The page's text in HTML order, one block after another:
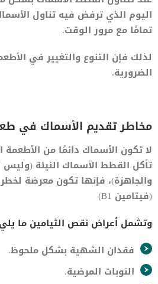
اليوم الذي ترفض فيه تناول
تمامًا مع مرور الوقت.
لذلك فإن التنوع والتغيير في
الضرورية.
مخاطر تقديم الأسماك في
لا تكون الأسماك دائمًا من الأطعمة
تأكل القطط الأسماك النيئة (وليس
والجاهزة)، فإنها تكون معرضة
(فيتامين B1)
وتشمل أعراض نقص الثيامين ما
فقدان الشهية بشكل ملحوظ.
النوبات المرضية.